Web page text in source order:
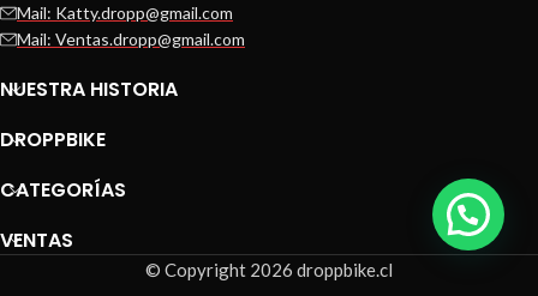
Mail: Katty.dropp@gmail.com
Mail: Ventas.dropp@gmail.com
NUESTRA HISTORIA
DROPPBIKE
CATEGORÍAS
VENTAS
© Copyright 2026 droppbike.cl